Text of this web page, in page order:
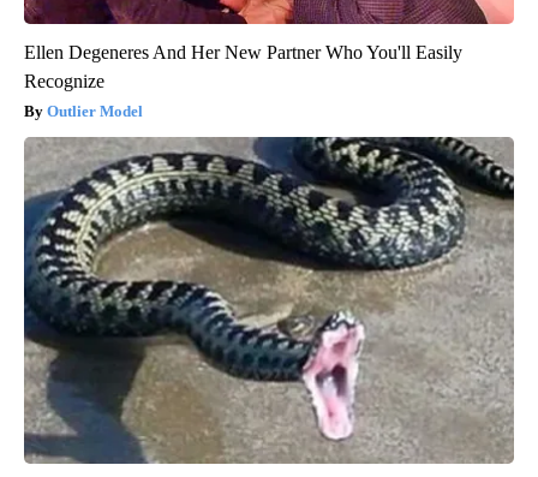
Ellen Degeneres And Her New Partner Who You'll Easily
Recognize
Outlier Model